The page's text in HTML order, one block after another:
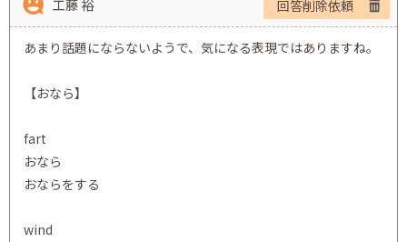
工藤 裕 回答削除依頼
あまり話題にならないようで、気になる表現ではありますね。
【おなら】
fart
おなら
おならをする
wind